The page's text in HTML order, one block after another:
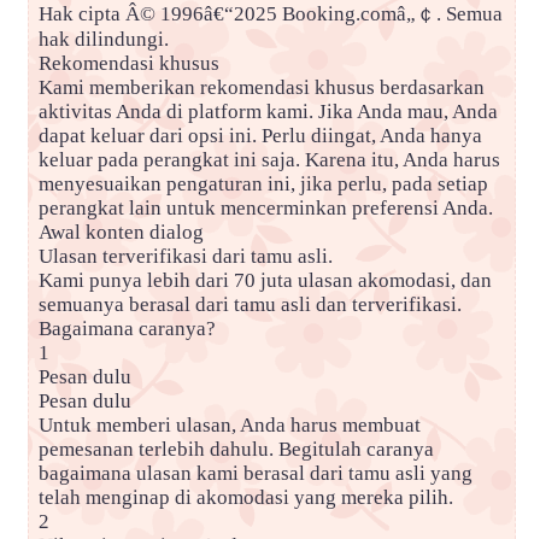
Hak cipta Â© 1996â€“2025 Booking.comâ„￠. Semua
hak dilindungi.
Rekomendasi khusus
Kami memberikan rekomendasi khusus berdasarkan
aktivitas Anda di platform kami. Jika Anda mau, Anda
dapat keluar dari opsi ini. Perlu diingat, Anda hanya
keluar pada perangkat ini saja. Karena itu, Anda harus
menyesuaikan pengaturan ini, jika perlu, pada setiap
perangkat lain untuk mencerminkan preferensi Anda.
Awal konten dialog
Ulasan terverifikasi dari tamu asli.
Kami punya lebih dari 70 juta ulasan akomodasi, dan
semuanya berasal dari tamu asli dan terverifikasi.
Bagaimana caranya?
1
Pesan dulu
Pesan dulu
Untuk memberi ulasan, Anda harus membuat
pemesanan terlebih dahulu. Begitulah caranya
bagaimana ulasan kami berasal dari tamu asli yang
telah menginap di akomodasi yang mereka pilih.
2